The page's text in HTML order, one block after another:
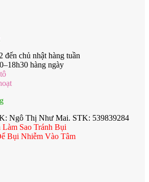
đến chủ nhật hàng tuần
hàng ngày
Ngô Thị Như Mai. STK: 539839284
Sao Tránh Bụi
Bụi Nhiễm Vào Tâm